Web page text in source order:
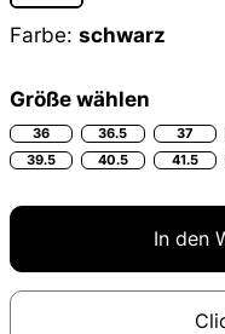
Farbe: schwarz
Größe wählen
36 36.5 37
39.5
40.5 41.5
In den